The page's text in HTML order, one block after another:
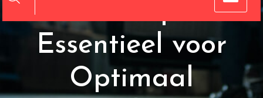
Essentieel voor
Optimaal